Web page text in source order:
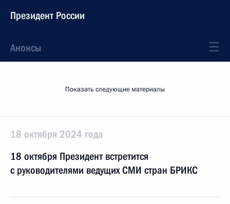
Президент России
Анонсы
Показать следующие материалы
18 октября 2024 года
18 октября Президент встретится
с руководителями ведущих СМИ стран БРИКС